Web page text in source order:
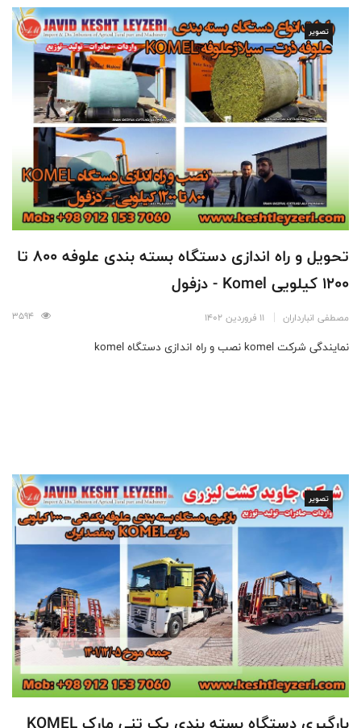
تصویر
تحویل و راه اندازی دستگاه بسته بندی علوفه 800 تا
1200 کیلویی Komel - دزفول
مصطفی انبارداران 11 فروردین 1402
نمایندگی شرکت komel نصب و راه اندازی دستگاه komel
تصویر